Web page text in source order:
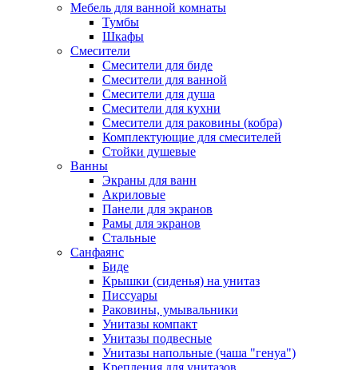
Мебель для ванной комнаты
Тумбы
Шкафы
Смесители
Смесители для биде
Смесители для ванной
Смесители для душа
Смесители для кухни
Смесители для раковины (кобра)
Комплектующие для смесителей
Стойки душевые
Ванны
Экраны для ванн
Акриловые
Панели для экранов
Рамы для экранов
Стальные
Санфаянс
Биде
Крышки (сиденья) на унитаз
Писсуары
Раковины, умывальники
Унитазы компакт
Унитазы подвесные
Унитазы напольные (чаша "генуа")
Крепления для унитазов